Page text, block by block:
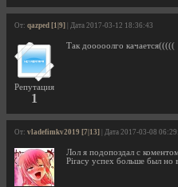
От: qazped [1|9] | Дата 2017-03-12 18:36:43
Репутация
1
Так дооооолго качается(((((
От: vladefimkv2019 [7|13] | Дата 2017-03-08
Лол я подопоздал с
Piracy успех больше был но